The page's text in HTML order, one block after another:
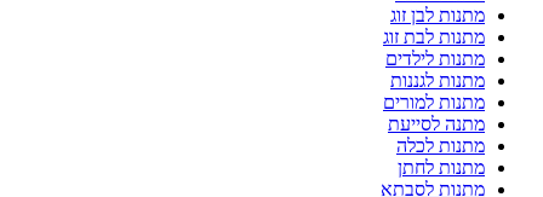
מתנות לבן זוג
מתנות לבת זוג
מתנות לילדים
מתנות לגננות
מתנות למורים
מתנה לסייעת
מתנות לכלה
מתנות לחתן
מתנות לסבתא